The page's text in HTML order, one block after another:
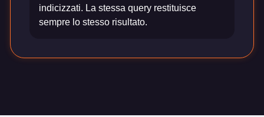
indicizzati. La stessa query restituisce
sempre lo stesso risultato.